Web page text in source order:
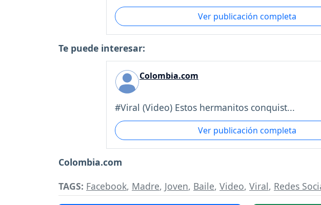
Ver publicación completa
Te puede interesar:
Colombia.com
#Viral (Video) Estos hermanitos conquist...
Ver publicación completa
Colombia.com
TAGS: Facebook, Madre, Joven, Baile, Video, Viral, Redes